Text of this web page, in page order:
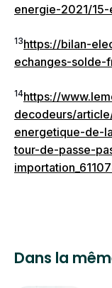
energie-2021/
13https://bilan-
echanges-solde-
14https://
decodeurs/
energetique-de-
tour-de-passe-
Dans la